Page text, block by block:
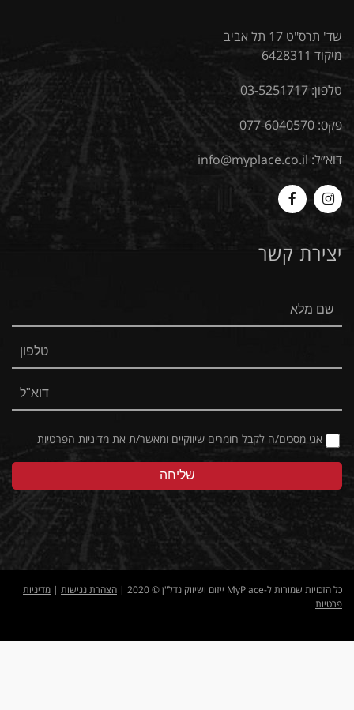
שד' תרס"ט 17 תל אביב
מיקוד 6428311
טלפון:03-5251717
פקס: 077-6040570
דוא״ל: info@myplace.co.il
Myplace
-
Instagram
MyPlace
Facebook
יצירת קשר
אני מסכים/ה לקבל חומרים שיווקיים ומאשר/ת את מדיניות הפרטיות
כל הזכויות שמורות ל-MyPlace ייזום ושיווק נדל"ן © 2020 | הצהרת נגישות | מדיניות
פרטיות